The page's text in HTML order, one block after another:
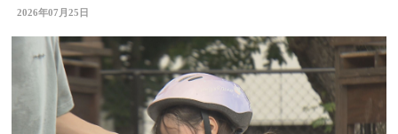
球大分大会】
2026年07月25日